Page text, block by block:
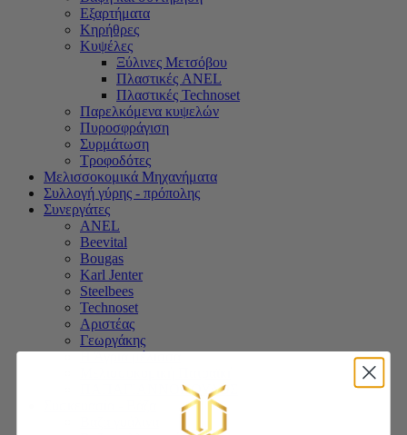
Εξαρτήματα
Κηρήθρες
Κυψέλες
Ξύλινες Μετσόβου
Πλαστικές ANEL
Πλαστικές Technoset
Παρελκόμενα κυψελών
Πυροσφράγιση
Συρμάτωση
Τροφοδότες
Μελισσοκομικά Μηχανήματα
Συλλογή γύρης - πρόπολης
Συνεργάτες
ANEL
Beevital
Bougas
Karl Jenter
Steelbees
Technoset
Αριστέας
Γεωργάκης
Η Άγρια μέλισσα
ΠΑΠΑΓΙΑΝΝΟΠΟΥΛΟΣ